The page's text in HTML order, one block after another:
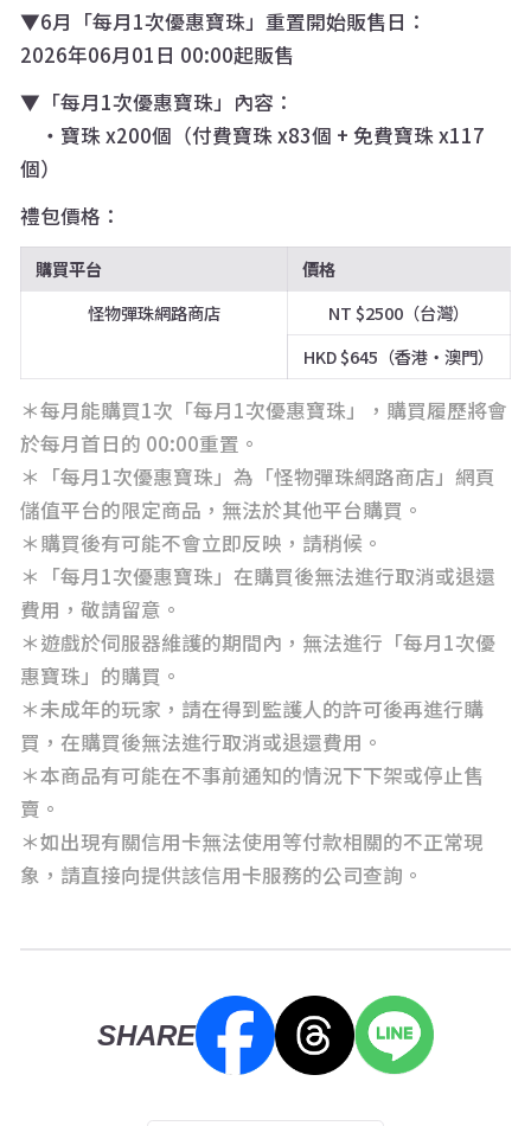
▼6月「每月1次優惠寶珠」重置開始販售日：
2026年06月01日 00:00起販售
▼「每月1次優惠寶珠」內容：
・寶珠 x200個（付費寶珠 x83個 + 免費寶珠 x117
個）
禮包價格：
購買平台
價格
怪物彈珠網路商店
NT $2500（台灣）
HKD $645（香港・澳門）
＊每月能購買1次「每月1次優惠寶珠」，購買履歷將會
於每月首日的 00:00重置。
＊「每月1次優惠寶珠」為「怪物彈珠網路商店」網頁
儲值平台的限定商品，無法於其他平台購買。
＊購買後有可能不會立即反映，請稍候。
＊「每月1次優惠寶珠」在購買後無法進行取消或退還
費用，敬請留意。
＊遊戲於伺服器維護的期間內，無法進行「每月1次優
惠寶珠」的購買。
＊未成年的玩家，請在得到監護人的許可後再進行購
買，在購買後無法進行取消或退還費用。
＊本商品有可能在不事前通知的情況下下架或停止售
賣。
＊如出現有關信用卡無法使用等付款相關的不正常現
象，請直接向提供該信用卡服務的公司查詢。
SHARE